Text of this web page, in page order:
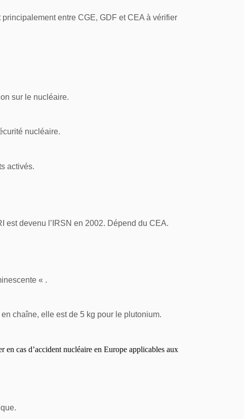
entre CGE, GDF et CEA à vérifier
sur le nucléaire.
nucléaire.
activés.
est devenu l’IRSN en 2002. Dépend du CEA.
« .
chaîne, elle est de 5 kg pour le plutonium.
cas d’accident nucléaire en Europe applicables aux